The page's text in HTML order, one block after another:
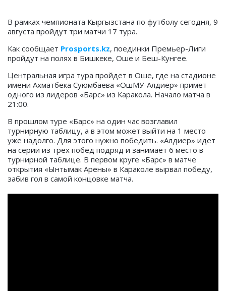
В рамках чемпионата Кыргызстана по футболу сегодня, 9
августа пройдут три матчи 17 тура.
Как сообщает Prosports.kz, поединки Премьер-Лиги
пройдут на полях в Бишкеке, Оше и Беш-Кунгее.
Центральная игра тура пройдет в Оше, где на стадионе
имени Ахматбека Суюмбаева «ОшМУ-Алдиер» примет
одного из лидеров «Барс» из Каракола. Начало матча в
21:00.
В прошлом туре «Барс» на один час возглавил
турнирную таблицу, а в этом может выйти на 1 место
уже надолго. Для этого нужно победить. «Алдиер» идет
на серии из трех побед подряд и занимает 6 место в
турнирной таблице. В первом круге «Барс» в матче
открытия «Ынтымак Арены» в Караколе вырвал победу,
забив гол в самой концовке матча.